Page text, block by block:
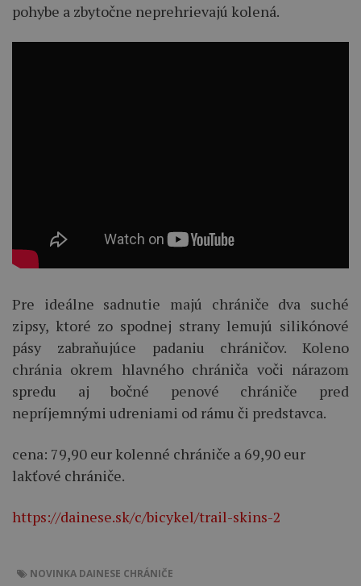
pohybe a zbytočne neprehrievajú kolená.
Pre ideálne sadnutie majú chrániče dva suché
zipsy, ktoré zo spodnej strany lemujú silikónové
pásy zabraňujúce padaniu chráničov. Koleno
chránia okrem hlavného chrániča voči nárazom
spredu aj bočné penové chrániče pred
nepríjemnými udreniami od rámu či predstavca.
cena: 79,90 eur kolenné chrániče a 69,90 eur
lakťové chrániče.
https://dainese.sk/c/bicykel/trail-skins-2
NOVINKA DAINESE CHRÁNIČE